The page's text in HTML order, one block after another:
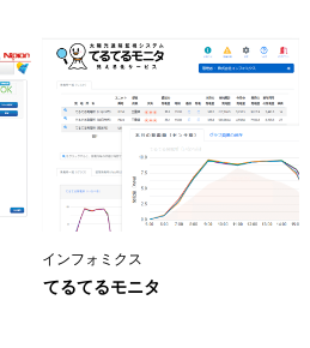
インフォミクス
てるてるモニタ